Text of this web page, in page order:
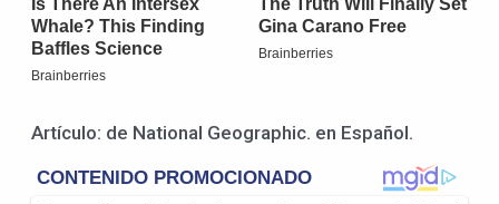
Artículo: de National Geographic. en Español.